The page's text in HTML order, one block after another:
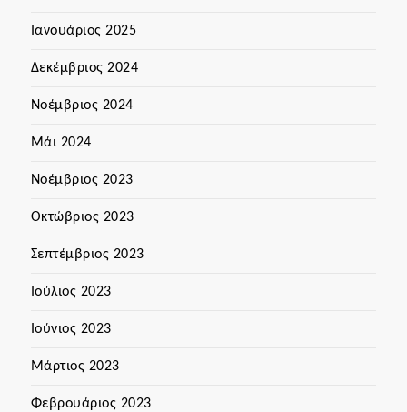
Ιανουάριος 2025
Δεκέμβριος 2024
Νοέμβριος 2024
Μάι 2024
Νοέμβριος 2023
Οκτώβριος 2023
Σεπτέμβριος 2023
Ιούλιος 2023
Ιούνιος 2023
Μάρτιος 2023
Φεβρουάριος 2023